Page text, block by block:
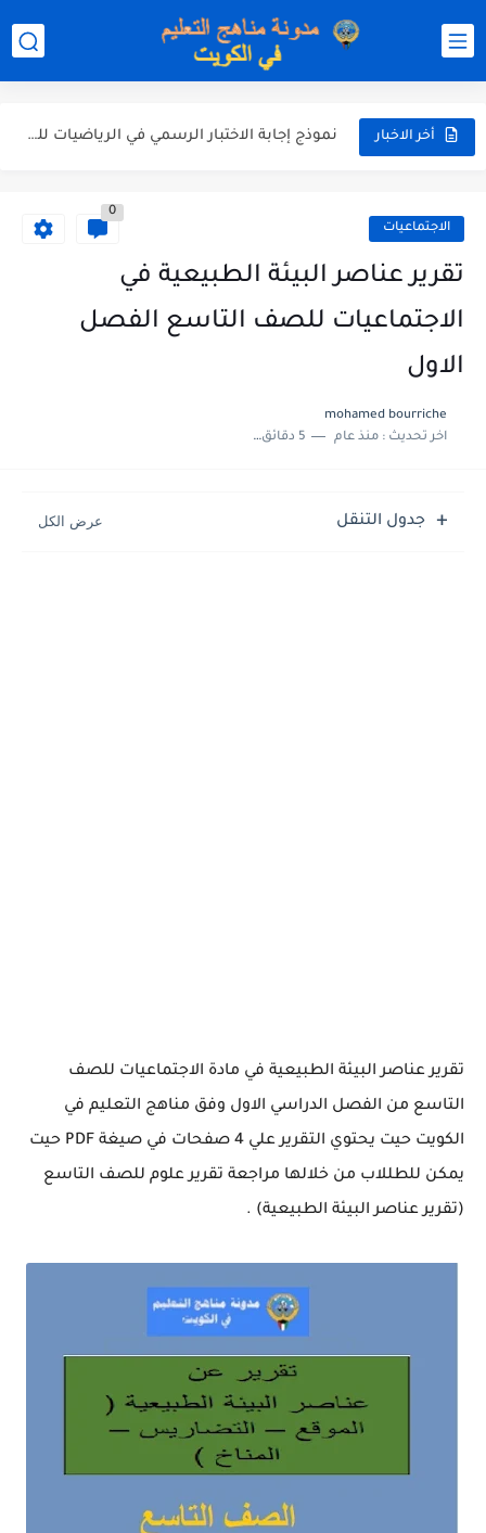
أخر الاخبار
نموذج إجابة الاختبار الرسمي في التربية الاسلامية للصف العاشر الفترة...
نموذج إجابة الاختبار الرسمي في الرياضيات للصف العاشر الفترة الثانية...
مذكرة شاملة في القران الكريم للصف الثاني عشر الفصل الثاني... الاجتماعيات
0
تقرير عناصر البيئة الطبيعية في
الاجتماعيات للصف التاسع الفصل
الاول
mohamed bourriche
اخر تحديث :منذ عام 5 دقائق للقراءة
جدول التنقل
تقرير عناصر البيئة الطبيعية في مادة الاجتماعيات للصف
التاسع من الفصل الدراسي الاول وفق مناهج التعليم في
الكويت حيت يحتوي التقرير علي 4 صفحات في صيغة PDF حيت
يمكن للطللاب من خلالها مراجعة تقرير علوم للصف التاسع
(تقرير عناصر البيئة الطبيعية) .